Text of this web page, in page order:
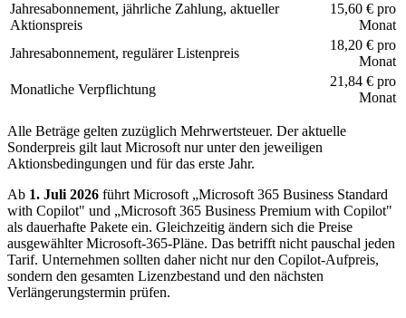
Jahresabonnement, jährliche Zahlung, aktueller
Aktionspreis
15,60 € pro
Monat
Jahresabonnement, regulärer Listenpreis
18,20 € pro
Monat
Monatliche Verpflichtung
21,84 € pro
Monat
Alle Beträge gelten zuzüglich Mehrwertsteuer. Der aktuelle
Sonderpreis gilt laut Microsoft nur unter den jeweiligen
Aktionsbedingungen und für das erste Jahr.
Ab 1. Juli 2026 führt Microsoft „Microsoft 365 Business Standard
with Copilot" und „Microsoft 365 Business Premium with Copilot"
als dauerhafte Pakete ein. Gleichzeitig ändern sich die Preise
ausgewählter Microsoft-365-Pläne. Das betrifft nicht pauschal jeden
Tarif. Unternehmen sollten daher nicht nur den Copilot-Aufpreis,
sondern den gesamten Lizenzbestand und den nächsten
Verlängerungstermin prüfen.